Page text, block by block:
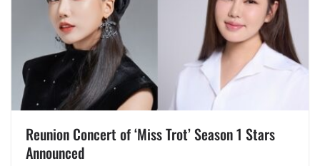
Reunion Concert of ‘Miss Trot’ Season 1 Stars
Announced